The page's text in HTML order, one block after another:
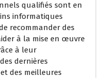
qualifiés sont en
informatiques
recommander des
à la mise en œuvre
à leur
dernières
des meilleures